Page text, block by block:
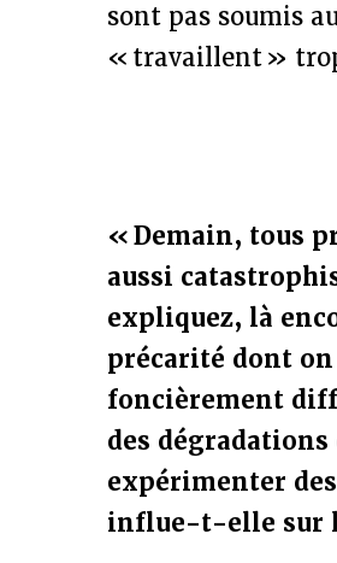
sont pas soumis
« travaillent »
« Demain, tous
aussi
expliquez, là
précarité dont on
foncièrement
des
expérimenter
influe-t-elle sur